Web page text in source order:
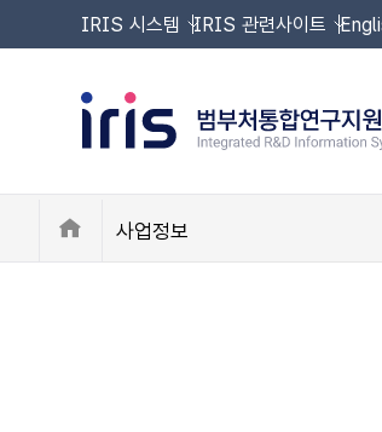
IRIS 시스템 IRIS 관련사이트
Home
사업정보